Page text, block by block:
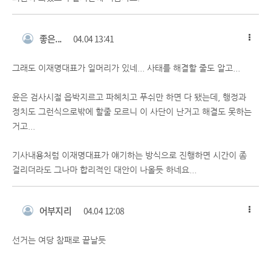
좋은... 04.04 13:41
그래도 이재명대표가 일머리가 있네... 사태를 해결할 줄도 알고...
윤은 검사시절 읍박지르고 파헤치고 푸쉬만 하면 다 됐는데, 행정과
정치도 그런식으로밖에 할줄 모르니 이 사단이 난거고 해결도 못하는
거고...
기사내용처럼 이재명대표가 얘기하는 방식으로 진행하면 시간이 좀
걸리더라도 그나마 합리적인 대안이 나올듯 하네요...
어부지리 04.04 12:08
선거는 여당 참패로 끝날듯